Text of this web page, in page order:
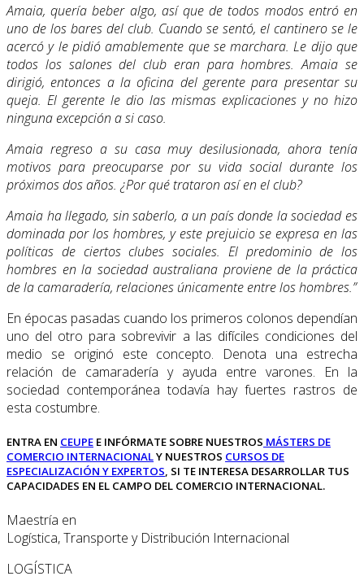
Amaia, quería beber algo, así que de todos modos entró en
uno de los bares del club. Cuando se sentó, el cantinero se le
acercó y le pidió amablemente que se marchara. Le dijo que
todos los salones del club eran para hombres. Amaia se
dirigió, entonces a la oficina del gerente para presentar su
queja. El gerente le dio las mismas explicaciones y no hizo
ninguna excepción a si caso.
Amaia regreso a su casa muy desilusionada, ahora tenía
motivos para preocuparse por su vida social durante los
próximos dos años. ¿Por qué trataron así en el club?
Amaia ha llegado, sin saberlo, a un país donde la sociedad es
dominada por los hombres, y este prejuicio se expresa en las
políticas de ciertos clubes sociales. El predominio de los
hombres en la sociedad australiana proviene de la práctica
de la camaradería, relaciones únicamente entre los hombres.”
En épocas pasadas cuando los primeros colonos dependían
uno del otro para sobrevivir a las difíciles condiciones del
medio se originó este concepto. Denota una estrecha
relación de camaradería y ayuda entre varones. En la
sociedad contemporánea todavía hay fuertes rastros de
esta costumbre.
ENTRA EN CEUPE E INFÓRMATE SOBRE NUESTROS MÁSTERS DE
COMERCIO INTERNACIONALY NUESTROS CURSOS DE
ESPECIALIZACIÓN Y EXPERTOS, SI TE INTERESA DESARROLLAR TUS
CAPACIDADES EN EL CAMPO DEL COMERCIO INTERNACIONAL.
Maestría en
Logística, Transporte y Distribución Internacional
LOGÍSTICA